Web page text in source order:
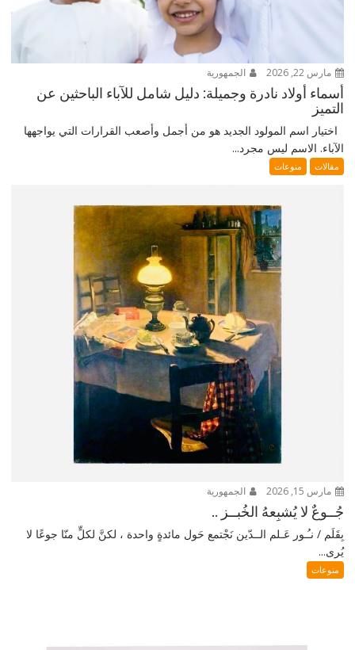
مارس 22, 2026 الجمهورية
أسماء أولاد نادرة وجميلة: دليل شامل للآباء الباحثين عن
التميز
اختيار اسم المولود الجديد هو من أجمل وأصعب القرارات التي يواجهها
الآباء. الاسم ليس مجرد...
مقالات منوعات
مارس 15, 2026 الجمهورية
جُــوعٌ لا يُشبِعهُ الخُبــز ..
بِقَلَم / نـُـور عَـلم الــدّين نَجْتمع حَول مائدةٍ واحدة ، لكنَّ لكلٍّ منّا جوعًا لا
يُرى...
منوعات